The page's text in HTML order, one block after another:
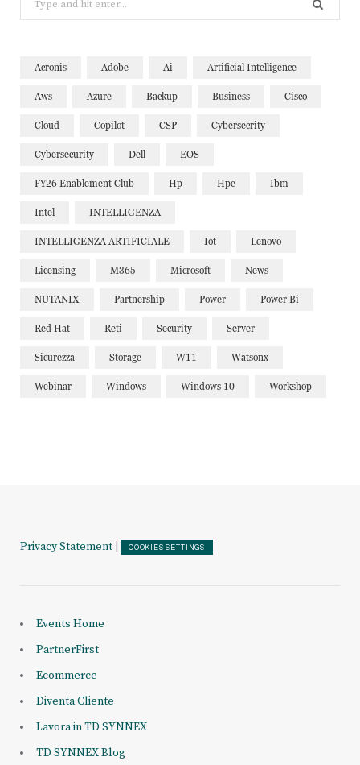
for:
Acronis Adobe Ai Artificial Intelligence
Aws Azure Backup Business Cisco
Cloud Copilot CSP Cybersecrity
Cybersecurity Dell EOS
FY26 Enablement Club Hp Hpe Ibm
Intel INTELLIGENZA
INTELLIGENZA ARTIFICIALE Iot Lenovo
Licensing M365 Microsoft News
NUTANIX Partnership Power Power Bi
Red Hat Reti Security Server
Sicurezza Storage W11 Watsonx
Webinar Windows Windows 10 Workshop
Privacy Statement COOKIES SETTINGS
Events Home
PartnerFirst
Ecommerce
Diventa Cliente
Lavora in TD SYNNEX
TD SYNNEX Blog